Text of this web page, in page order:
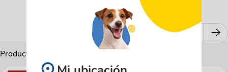
Productos Complementarios